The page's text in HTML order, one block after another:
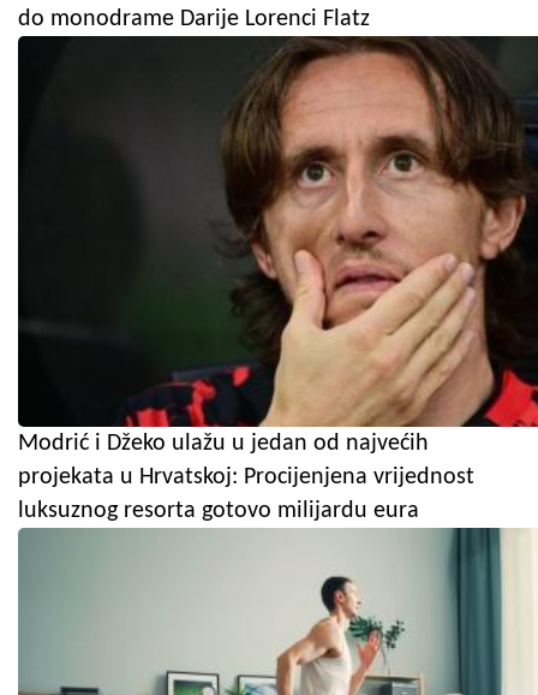
do monodrame Darije Lorenci Flatz
Modrić i Džeko ulažu u jedan od najvećih
projekata u Hrvatskoj: Procijenjena vrijednost
luksuznog resorta gotovo milijardu eura